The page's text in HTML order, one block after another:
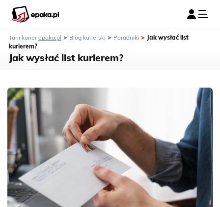
Tani kurierepaka.pl ➤ Blog kurierski ➤ Poradniki ➤ Jak wysłać list
kurierem?
Jak wysłać list kurierem?